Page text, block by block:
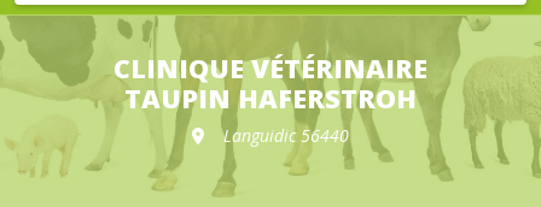
Retour gratuit en clinique
Sélection de croquettes vétérinaire
CLINIQUE VÉTÉRINAIRE
TAUPIN HAFERSTROH
Languidic 56440